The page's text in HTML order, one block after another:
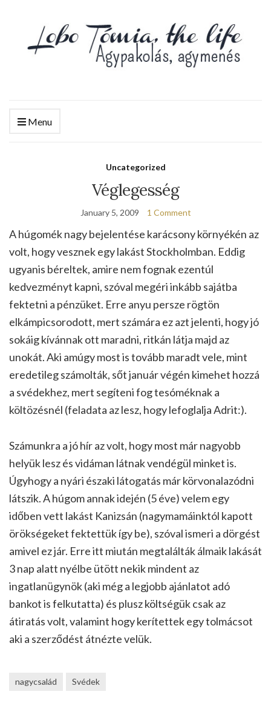
Menu
Uncategorized
Véglegesség
January 5, 2009 1 Comment
A húgomék nagy bejelentése karácsony környékén az
volt, hogy vesznek egy lakást Stockholmban. Eddig
ugyanis béreltek, amire nem fognak ezentúl
kedvezményt kapni, szóval megéri inkább sajátba
fektetni a pénzüket. Erre anyu persze rögtön
elkámpicsorodott, mert számára ez azt jelenti, hogy jó
sokáig kívánnak ott maradni, ritkán látja majd az
unokát. Aki amúgy most is tovább maradt vele, mint
eredetileg számolták, sőt január végén kimehet hozzá
a svédekhez, mert segíteni fog tesóméknak a
költözésnél (feladata az lesz, hogy lefoglalja Adrit:).
Számunkra a jó hír az volt, hogy most már nagyobb
helyük lesz és vidáman látnak vendégül minket is.
Úgyhogy a nyári északi látogatás már körvonalazódni
látszik. A húgom annak idején (5 éve) velem egy
időben vett lakást Kanizsán (nagymamáinktól kapott
örökségeket fektettük így be), szóval ismeri a dörgést
amivel ez jár. Erre itt miután megtalálták álmaik lakását
3 nap alatt nyélbe ütött nekik mindent az
ingatlanügynök (aki még a legjobb ajánlatot adó
bankot is felkutatta) és plusz költségük csak az
átiratás volt, valamint hogy kerítettek egy tolmácsot
aki a szerződést átnézte velük.
nagycsalád Svédek